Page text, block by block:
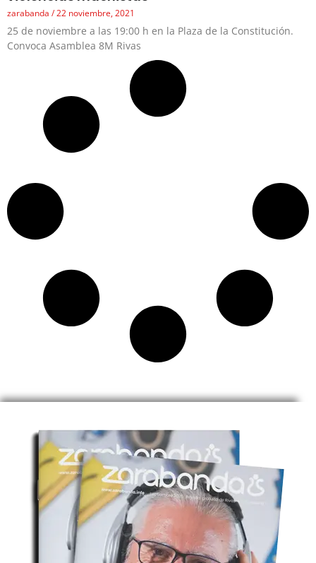
zarabanda 22 noviembre, 2021
25 de noviembre a las 19:00 h en la Plaza de la Constitución.
Convoca Asamblea 8M Rivas